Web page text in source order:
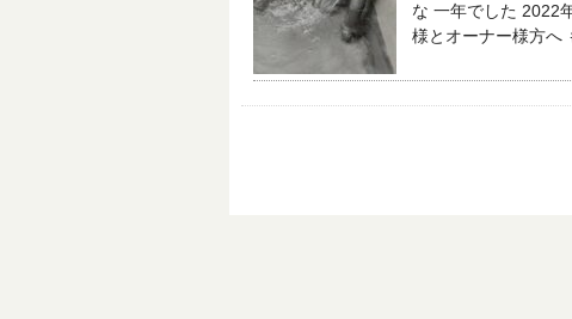
な 一年でした 2022
様とオーナー様方へ